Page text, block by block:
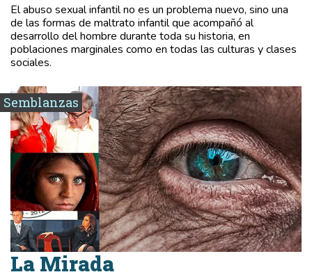
El abuso sexual infantil no es un problema nuevo, sino una
de las formas de maltrato infantil que acompañó al
desarrollo del hombre durante toda su historia, en
poblaciones marginales como en todas las culturas y clases
sociales.
Semblanzas
La Mirada